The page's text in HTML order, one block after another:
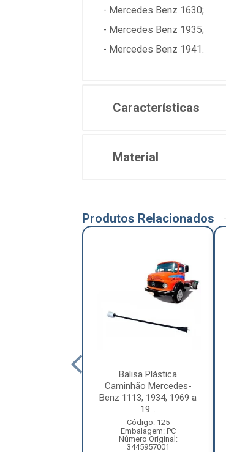
- Mercedes Benz 1630;
- Mercedes Benz 1935;
- Mercedes Benz 1941.
Características
Material
Produtos Relacionados
Balisa Plástica
Caminhão Mercedes-
Benz 1113, 1934, 1969 a
19...
Código: 125
Embalagem: PC
Número Original:
3445957001